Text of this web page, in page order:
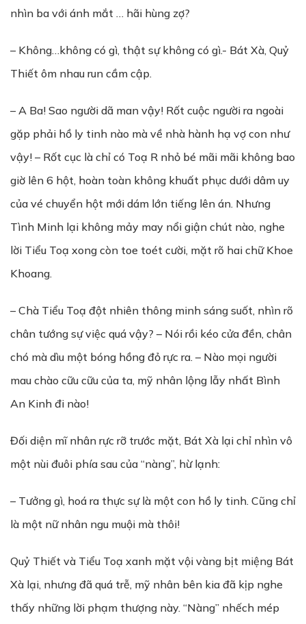
nhìn ba với ánh mắt … hãi hùng zợ?
– Không…không có gì, thật sự không có gì.- Bát Xà, Quỷ
Thiết ôm nhau run cầm cập.
– A Ba! Sao người dã man vậy! Rốt cuộc người ra ngoài
gặp phải hồ ly tinh nào mà về nhà hành hạ vợ con như
vậy! – Rốt cục là chỉ có Toạ R nhỏ bé mãi mãi không bao
giờ lên 6 hột, hoàn toàn không khuất phục dưới dâm uy
của vé chuyển hột mới dám lớn tiếng lên án. Nhưng
Tình Minh lại không mảy may nổi giận chút nào, nghe
lời Tiểu Toạ xong còn toe toét cười, mặt rõ hai chữ Khoe
Khoang.
– Chà Tiểu Toạ đột nhiên thông minh sáng suốt, nhìn rõ
chân tướng sự việc quá vậy? – Nói rồi kéo cửa đền, chân
chó mà dìu một bóng hồng đỏ rực ra. – Nào mọi người
mau chào cữu cữu của ta, mỹ nhân lộng lẫy nhất Bình
An Kinh đi nào!
Đối diện mĩ nhân rực rỡ trước mặt, Bát Xà lại chỉ nhìn vô
một nùi đuôi phía sau của “nàng”, hừ lạnh:
– Tưởng gì, hoá ra thực sự là một con hồ ly tinh. Cũng chỉ
là một nữ nhân ngu muội mà thôi!
Quỷ Thiết và Tiểu Toạ xanh mặt vội vàng bịt miệng Bát
Xà lại, nhưng đã quá trễ, mỹ nhân bên kia đã kịp nghe
thấy những lời phạm thượng này. “Nàng” nhếch mép